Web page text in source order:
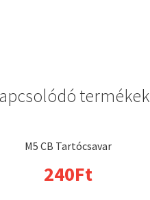
termékek
M5 CB Tartócsavar
240Ft